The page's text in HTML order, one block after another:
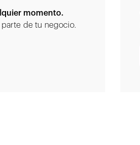
momento.
de tu negocio.